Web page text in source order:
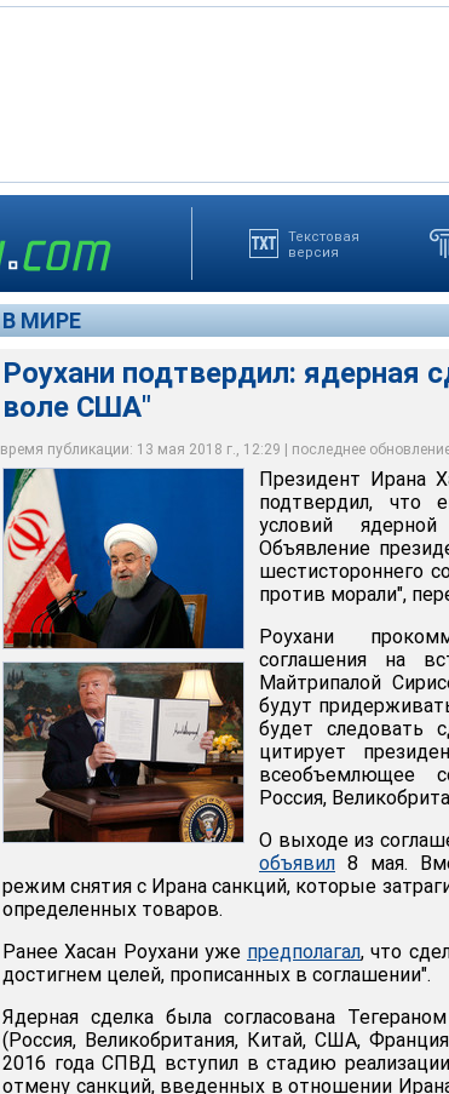
Текстовая
версия
В МИРЕ
Роухани подтвердил: ядерная
воле США"
время публикации: 13 мая 2018 г., 12:29 | последнее
Хасан Рухани
Global Look Press
О выходе из соглашения президент США
соглашением отменяется и режим снятия с Ирана
экспорт нефти и поставки туда определенных
Reuters
Президент Ирана
подтвердил, что
условий
Объявление
шестистороннего
против морали",
Роухани
соглашения на
Майтрипалой
будут
будет следовать
цитирует
всеобъемлющее
Россия,
О выходе из
объявил 8 мая.
режим снятия с Ирана санкций, которые
определенных товаров.
Ранее Хасан Роухани уже предполагал, что
достигнем целей, прописанных в соглашении".
Ядерная сделка была согласована
(Россия, Великобритания, Китай, США,
2016 года СПВД вступил в стадию
отмену санкций, введенных в отношении